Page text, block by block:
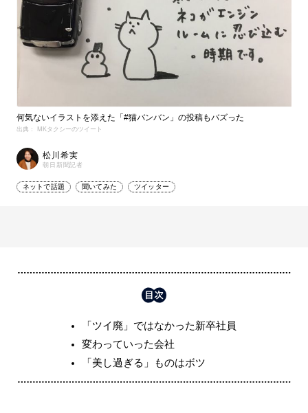
何気ないイラストを添えた「#猫バンバン」の投稿もバズった
出典： MKタクシーのツイート
松川希実
朝日新聞記者
ネットで話題 聞いてみた ツイッター
「ツイ廃」ではなかった新卒社員
変わっていった会社
「美し過ぎる」ものはボツ